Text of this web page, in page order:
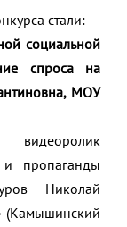
стали:
социальной
спроса на
МОУ
и пропаганды
Николай
(Камышинский